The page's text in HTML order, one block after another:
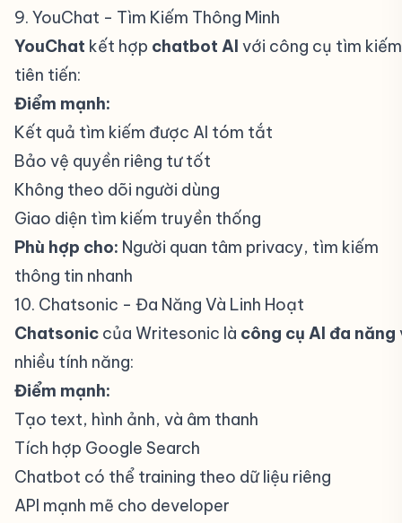
9. YouChat - Tìm Kiếm Thông Minh
YouChat kết hợp chatbot AI với công cụ tìm kiếm
tiên tiến:
Điểm mạnh:
Kết quả tìm kiếm được AI tóm tắt
Bảo vệ quyền riêng tư tốt
Không theo dõi người dùng
Giao diện tìm kiếm truyền thống
Phù hợp cho: Người quan tâm privacy, tìm kiếm
thông tin nhanh
10. Chatsonic - Đa Năng Và Linh Hoạt
Chatsonic của Writesonic là công cụ AI đa năng
nhiều tính năng:
Điểm mạnh:
Tạo text, hình ảnh, và âm thanh
Tích hợp Google Search
Chatbot có thể training theo dữ liệu riêng
API mạnh mẽ cho developer